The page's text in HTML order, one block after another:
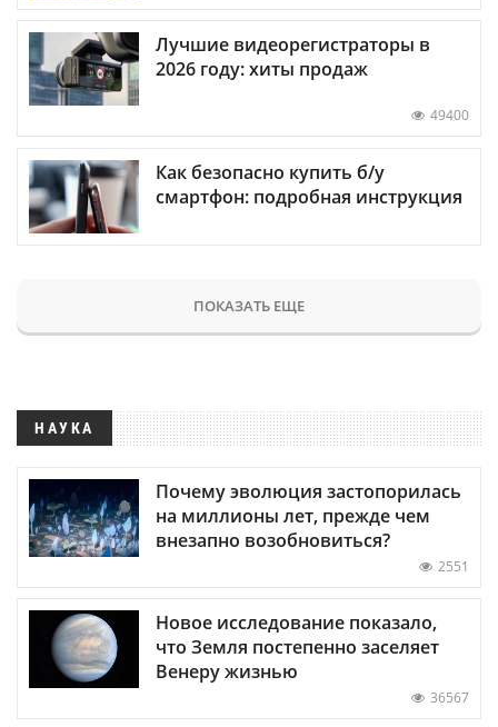
Лучшие видеорегистраторы в
2026 году: хиты продаж
49400
Как безопасно купить б/у
смартфон: подробная инструкция
ПОКАЗАТЬ ЕЩЕ
НАУКА
Почему эволюция застопорилась
на миллионы лет, прежде чем
внезапно возобновиться?
2551
Новое исследование показало,
что Земля постепенно заселяет
Венеру жизнью
36567